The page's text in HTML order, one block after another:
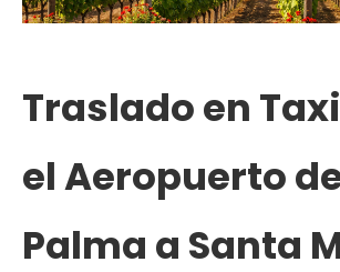
Traslado en
el Aeropuerto
Palma a Santa